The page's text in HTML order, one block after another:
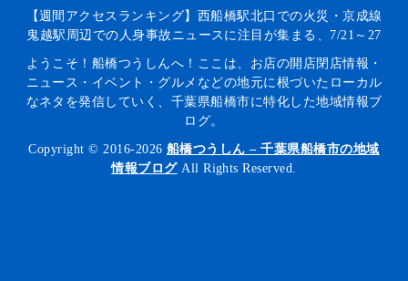
【週間アクセスランキング】西船橋駅北口での火災・京成線
鬼越駅周辺での人身事故ニュースに注目が集まる、7/21～27
ようこそ！船橋つうしんへ！ここは、お店の開店閉店情報・
ニュース・イベント・グルメなどの地元に根づいたローカル
なネタを発信していく、千葉県船橋市に特化した地域情報ブ
ログ。
Copyright © 2016-2026 船橋つうしん – 千葉県船橋市の地域
情報ブログAll Rights Reserved.